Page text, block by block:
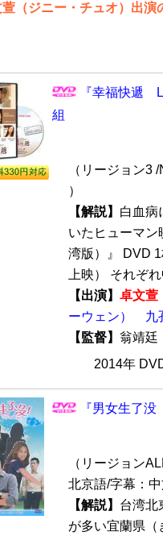
（ジニー・チュオ）出演
『幸福快遞
組
（リージョン3
）
【解説】 白血病
いたヒューマ
湾版）』 DVD
上映） それぞ
【出演】 卓文萱
ーウェン）
九
【監督】 翁靖
2014年
『男女生了
（リージョン
北京語/字幕：
【解説】 台湾北
が多い宜蘭県（